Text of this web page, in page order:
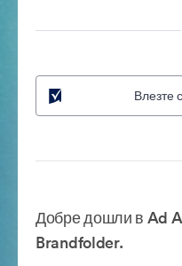
Влезте
Добре дошли в Ad
Brandfolder.